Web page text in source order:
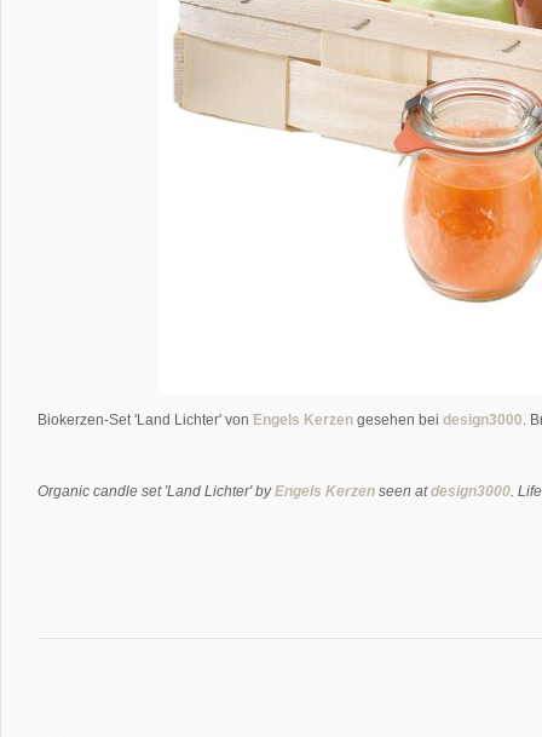
Biokerzen-Set 'Land Lichter' von Engels Kerzen gesehen bei design3000 .
Organic candle set 'Land Lichter' byEngels Kerzen seen atdesign3000 .